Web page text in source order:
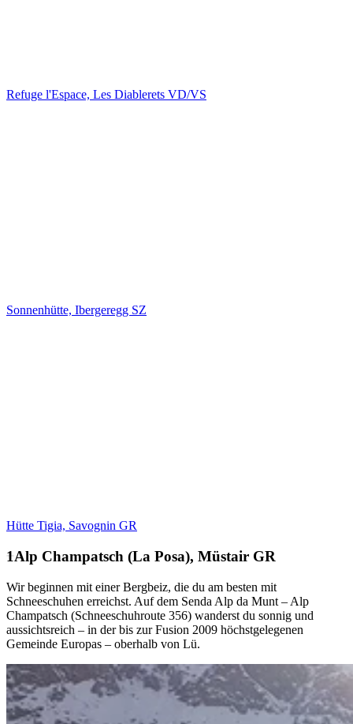
Refuge l'Espace, Les Diablerets VD/VS
Sonnenhütte, Ibergeregg SZ
Hütte Tigia, Savognin GR
Alp Champatsch (La Posa), Müstair GR
Wir beginnen mit einer Bergbeiz, die du am besten mit
Schneeschuhen erreichst. Auf dem Senda Alp da Munt – Alp
Champatsch (Schneeschuhroute 356) wanderst du sonnig und
aussichtsreich – in der bis zur Fusion 2009 höchstgelegenen
Gemeinde Europas – oberhalb von Lü.